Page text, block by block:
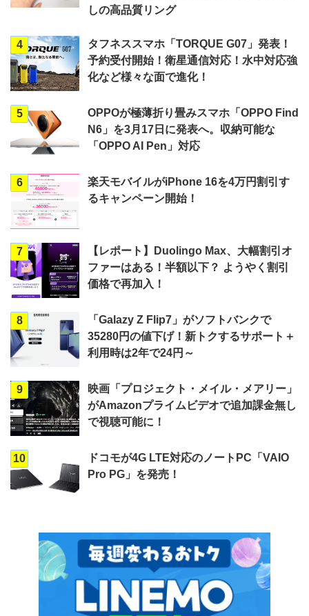
しの高品質リング
4
タフネススマホ「TORQUE G07」発表！
予約受付開始！衛星通信対応！水中対応強
化など様々な面で進化！
5
OPPOが極薄折り畳みスマホ「OPPO Find
N6」を3月17日に発表へ。収納可能な
「OPPO AI Pen」対応
6
楽天モバイルがiPhone 16を4万円割引す
るキャンペーン開始！
7
【レポート】Duolingo Max、大幅割引オ
ファーはある！半額以下？ ようやく割引
価格で再加入！
8
「Galazy Z Flip7」がソフトバンクで
35280円の値下げ！新トクするサポート＋
利用時は2年で24円～
9
映画「プロジェクト・メイル・メアリー」
がAmazonプライムビデオで追加課金無し
で視聴可能に！
10
ドコモが4G LTE対応のノートPC「VAIO
Pro PG」を発売！